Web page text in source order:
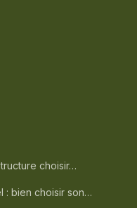
choisir…
: bien choisir son…